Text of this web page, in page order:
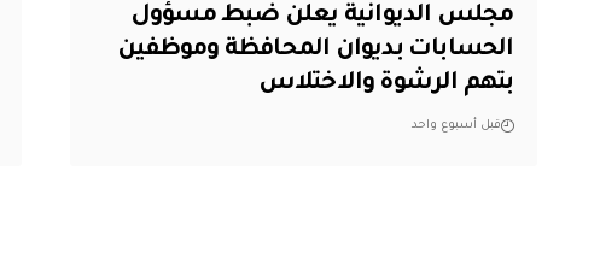
مجلس الديوانية يعلن ضبط مسؤول
الحسابات بديوان المحافظة وموظفين
بتهم الرشوة والاختلاس
قبل أسبوع واحد